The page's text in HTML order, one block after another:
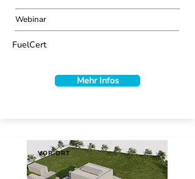
Webinar
FuelCert
Mehr Infos
VOR ORT